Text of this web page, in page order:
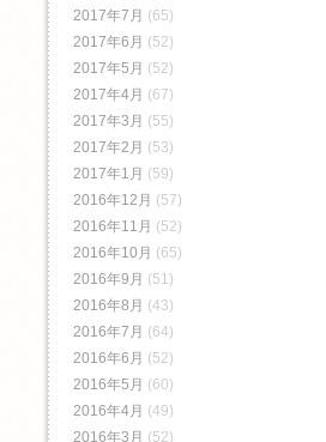
2017年7月 (65)
2017年6月 (52)
2017年5月 (52)
2017年4月 (67)
2017年3月 (55)
2017年2月 (53)
2017年1月 (59)
2016年12月 (57)
2016年11月 (52)
2016年10月 (65)
2016年9月 (51)
2016年8月 (43)
2016年7月 (64)
2016年6月 (52)
2016年5月 (60)
2016年4月 (49)
2016年3月 (52)